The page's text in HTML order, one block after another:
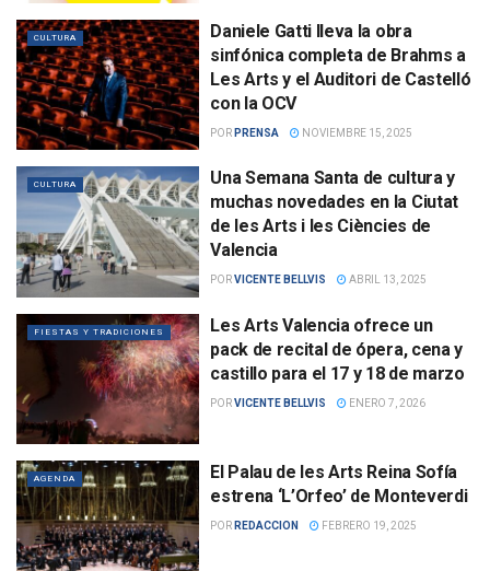
CULTURA
Daniele Gatti lleva la obra
sinfónica completa de Brahms a
Les Arts y el Auditori de Castelló
con la OCV
POR PRENSA NOVIEMBRE 15, 2025
CULTURA
Una Semana Santa de cultura y
muchas novedades en la Ciutat
de les Arts i les Ciències de
Valencia
PORVICENTE BELLVIS ABRIL 13, 2025
FIESTAS Y TRADICIONES
Les Arts Valencia ofrece un
pack de recital de ópera, cena y
castillo para el 17 y 18 de marzo
PORVICENTE BELLVIS ENERO 7, 2026
AGENDA
El Palau de les Arts Reina Sofía
estrena ‘L’Orfeo’ de Monteverdi
POR REDACCION FEBRERO 19, 2025